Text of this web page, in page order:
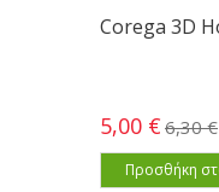
Corega 3D
5,00 € 6,30 €
Προσθήκη